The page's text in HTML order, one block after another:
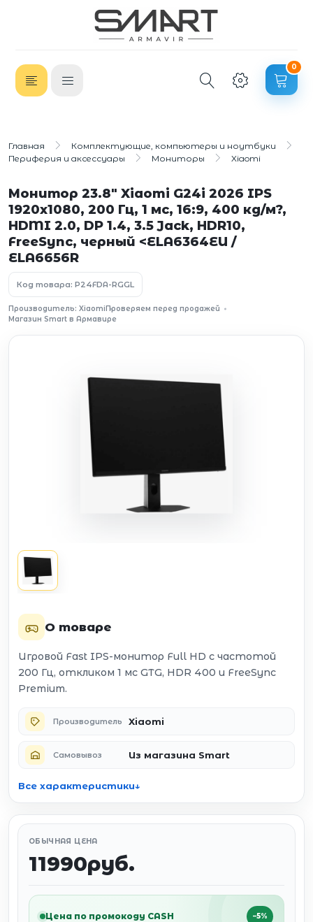
0
Главная
Комплектующие, компьютеры и ноутбуки
Периферия и аксессуары
Мониторы Xiaomi
Монитор 23.8" Xiaomi G24i 2026 IPS
1920x1080, 200 Гц, 1 мс, 16:9, 400 кд/м?,
HDMI 2.0, DP 1.4, 3.5 Jack, HDR10,
FreeSync, черный <ELA6364EU /
ELA6656R
Код товара: P24FDA-RGGL
Производитель: XiaomiПроверяем перед продажей
Магазин Smart в Армавире
О товаре
Игровой Fast IPS-монитор Full HD с частотой
200 Гц, откликом 1 мс GTG, HDR 400 и FreeSync
Premium.
Производитель Xiaomi
Самовывоз Из магазина Smart
Все характеристики
ОБЫЧНАЯ ЦЕНА
11990руб.
Цена по промокоду CASH −5%